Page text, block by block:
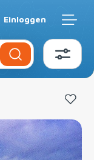
Einloggen